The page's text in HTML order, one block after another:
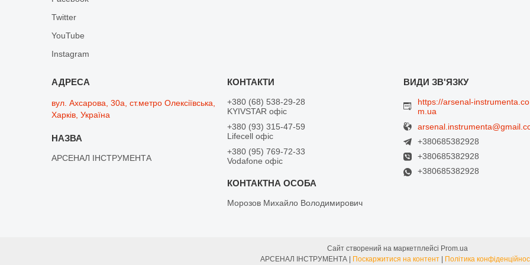
Twitter
YouTube
Instagram
вул. Ахсарова, 30а, ст.метро Олексіївська,
Харків, Україна
АРСЕНАЛ ІНСТРУМЕНТА
+380 (68) 538-29-28
KYIVSTAR офіс
+380 (93) 315-47-59
Lifecell офіс
+380 (95) 769-72-33
Vodafone офіс
Морозов Михайло Володимирович
https://arsenal-instrumenta.co
m.ua
+380685382928
+380685382928
+380685382928
Сайт створений на маркетплейсі Prom.ua
АРСЕНАЛ ІНСТРУМЕНТА | Поскаржитися на контент | Політика